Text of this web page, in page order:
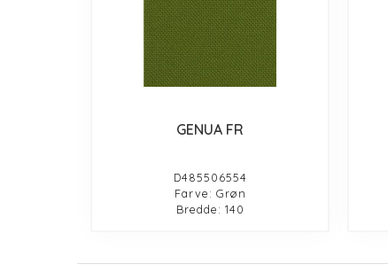
GENUA FR
D485506554
Farve: Grøn
Bredde: 140